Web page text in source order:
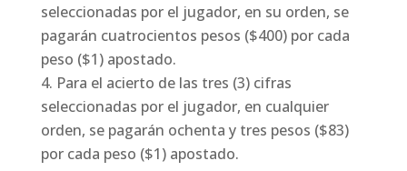
seleccionadas por el jugador, en su orden, se
pagarán cuatrocientos pesos ($400) por cada
peso ($1) apostado.
Para el acierto de las tres (3) cifras
seleccionadas por el jugador, en cualquier
orden, se pagarán ochenta y tres pesos ($83)
por cada peso ($1) apostado.